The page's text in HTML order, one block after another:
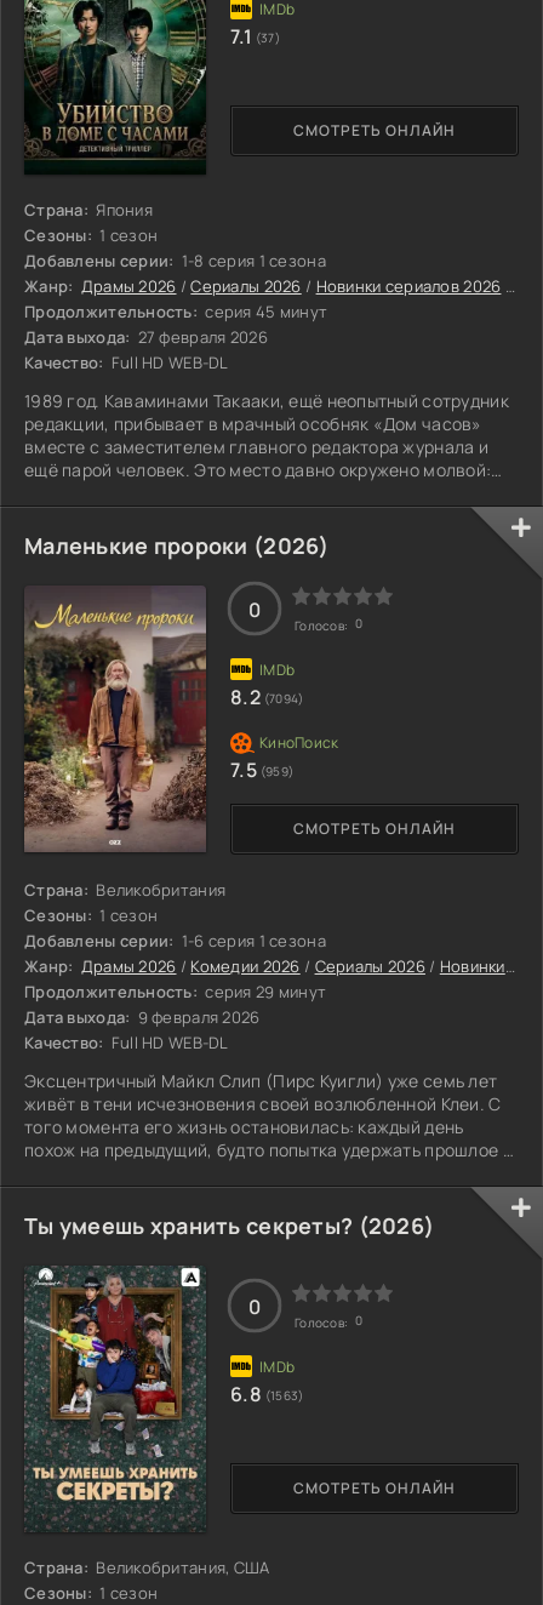
Страна: Япония
Сезоны: 1 сезон
Добавлены серии: 1-8 серия 1 сезона
Жанр: Драмы 2026 /Сериалы 2026 / Новинки сериалов 2026
Продолжительность: серия 45 минут
Дата выхода: 27 февраля 2026
Качество: Full HD WEB-DL
1989 год. Каваминами Такааки, ещё неопытный сотрудник
редакции, прибывает в мрачный особняк «Дом часов»
вместе с заместителем главного редактора журнала и
ещё парой человек. Это место давно окружено молвой:
женщины.
СМОТРЕТЬ ОНЛАЙН
7.1 (37)
Маленькие пророки (2026)
Страна: Великобритания
Сезоны: 1 сезон
Добавлены серии: 1-6 серия 1 сезона
Жанр: Драмы 2026 / Комедии 2026 / Сериалы 2026/ Новинки сериалов 2026
Продолжительность: серия 29 минут
Дата выхода: 9 февраля 2026
Качество: Full HD WEB-DL
Эксцентричный Майкл Слип (Пирс Куигли) уже семь лет
живёт в тени исчезновения своей возлюбленной Клеи. С
того момента его жизнь остановилась: каждый день
похож на предыдущий, будто попытка удержать прошлое и
СМОТРЕТЬ ОНЛАЙН
0
Голосов: 0
8.2 (7094)
7.5 (959)
Ты умеешь хранить секреты? (2026)
Страна: Великобритания, США
Сезоны: 1 сезон
СМОТРЕТЬ ОНЛАЙН
0
Голосов: 0
6.8 (1563)